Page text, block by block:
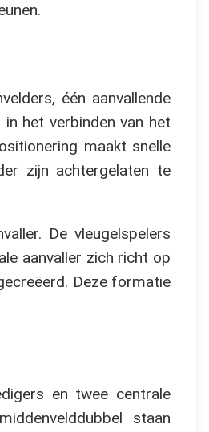
één aanvallende
het verbinden van het
maakt snelle
zijn achtergelaten te
De vleugelspelers
aanvaller zich richt op
Deze formatie
en twee centrale
staan